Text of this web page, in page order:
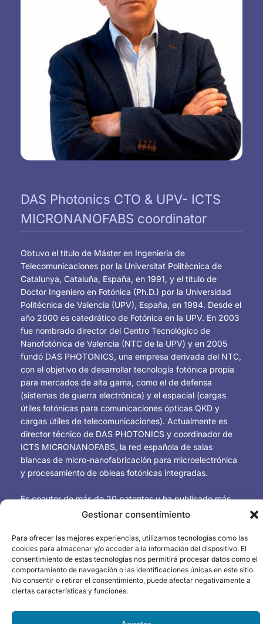
Gestionar consentimiento
Para ofrecer las mejores experiencias, utilizamos tecnologías como las
cookies para almacenar y/o acceder a la información del dispositivo. El
consentimiento de estas tecnologías nos permitirá procesar datos como el
comportamiento de navegación o las identificaciones únicas en este sitio.
No consentir o retirar el consentimiento, puede afectar negativamente a
ciertas características y funciones.
DAS Photonics CTO & UPV- ICTS
MICRONANOFABS coordinator
Obtuvo el título de Máster en Ingeniería de
Telecomunicaciones por la Universitat Politècnica de
Catalunya, Cataluña, España, en 1991, y el título de
Doctor Ingeniero en Fotónica (Ph.D.) por la Universidad
Politécnica de Valencia (UPV), España, en 1994. Desde el
año 2000 es catedrático de Fotónica en la UPV. En 2003
fue nombrado director del Centro Tecnológico de
Nanofotónica de Valencia (NTC de la UPV) y en 2005
fundó DAS PHOTONICS, una empresa derivada del NTC,
con el objetivo de desarrollar tecnología fotónica propia
para mercados de alta gama, como el de defensa
(sistemas de guerra electrónica) y el espacial (cargas
útiles fotónicas para comunicaciones ópticas QKD y
cargas útiles de telecomunicaciones). Actualmente es
director técnico de DAS PHOTONICS y coordinador de
ICTS MICRONANOFABS, la red española de salas
blancas de micro-nanofabricación para microelectrónica
y procesamiento de obleas fotónicas integradas.
Es coautor de más de 20 patentes y ha publicado más
de 450 artículos en revistas técnicas internacionales
de microondas, los circuitos integrados fotónicos, los
metamateriales fotónicos, la plasmónica y las
nanoantenas, así como las comunicaciones ópticas
inalámbricas de alta velocidad.